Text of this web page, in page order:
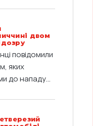
двом
повідомили
яких
до нападу...